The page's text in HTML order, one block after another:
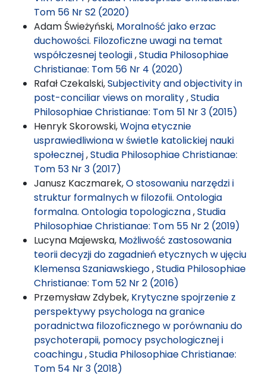
Tom 56 Nr S2 (2020)
Adam Świeżyński, Moralność jako erzac
duchowości. Filozoficzne uwagi na temat
współczesnej teologii,Studia Philosophiae
Christianae: Tom 56 Nr 4 (2020)
Rafał Czekalski,Subjectivity and objectivity in
post-conciliar views on morality,Studia
Philosophiae Christianae: Tom 51 Nr 3 (2015)
Henryk Skorowski,Wojna etycznie
usprawiedliwiona w świetle katolickiej nauki
społecznej,Studia Philosophiae Christianae:
Tom 53 Nr 3 (2017)
Janusz Kaczmarek,O stosowaniu narzędzi i
struktur formalnych w filozofii. Ontologia
formalna. Ontologia topologiczna,Studia
Philosophiae Christianae: Tom 55 Nr 2 (2019)
Lucyna Majewska, Możliwość zastosowania
teorii decyzji do zagadnień etycznych w ujęciu
Klemensa Szaniawskiego,Studia Philosophiae
Christianae: Tom 52 Nr 2 (2016)
Przemysław Zdybek, Krytyczne spojrzenie z
perspektywy psychologa na granice
poradnictwa filozoficznego w porównaniu do
psychoterapii, pomocy psychologicznej i
coachingu,Studia Philosophiae Christianae:
Tom 54 Nr 3 (2018)